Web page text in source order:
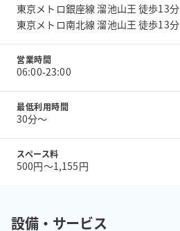
東京メトロ銀座線 溜池山王 徒歩13分
東京メトロ南北線 溜池山王 徒歩13分
営業時間
06:00-23:00
最低利用時間
30分〜
スペース料
500円〜1,155円
設備・サービス